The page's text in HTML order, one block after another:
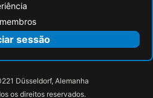
sessão
Düsseldorf, Alemanha
os direitos reservados.